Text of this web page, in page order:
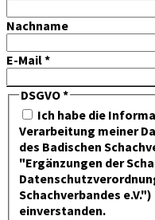
Nachname
E-Mail*
DSGVO*
Ich habe die
Verarbeitung meiner
des Badischen
"Ergänzungen der
Schachverbandes
einverstanden.